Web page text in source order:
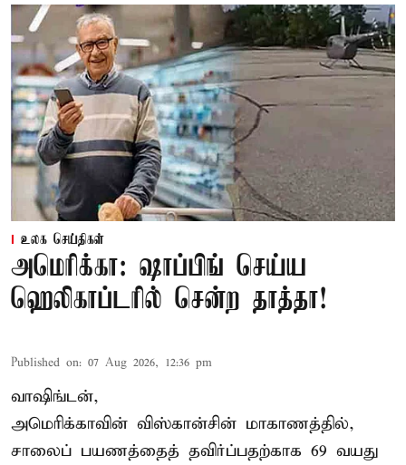
உலக செய்திகள்
அமெரிக்கா: ஷாப்பிங் செய்ய
ஹெலிகாப்டரில் சென்ற தாத்தா!
Published on: 07 Aug 2026, 12:36 pm
வாஷிங்டன்,
அமெரிக்காவின் விஸ்கான்சின் மாகாணத்தில்,
சாலைப் பயணத்தைத் தவிர்ப்பதற்காக 69 வயது